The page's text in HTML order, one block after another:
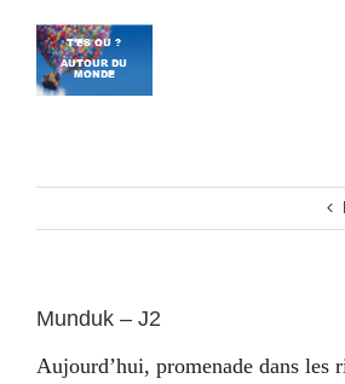
contenu
Munduk – J2
Aujourd’hui, promenade dans les